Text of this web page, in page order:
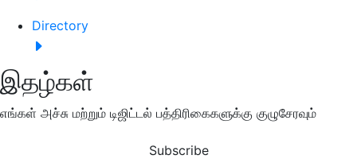
Directory
இதழ்கள்
எங்கள் அச்சு மற்றும் டிஜிட்டல் பத்திரிகைகளுக்கு குழுசேரவும்
Subscribe